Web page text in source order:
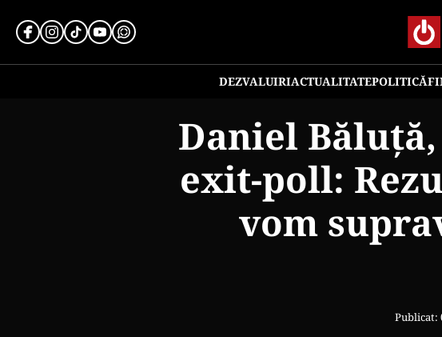
DEZVALUIRIACTUALITATEPOLITICĂ
Daniel
exit-poll:
vom
Publicat: